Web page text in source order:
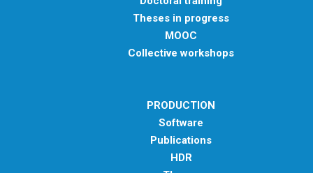
Theses in progress
MOOC
Collective workshops
PRODUCTION
Software
Publications
HDR